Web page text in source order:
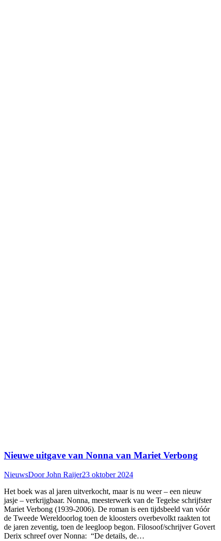
Nieuwe uitgave van Nonna van Mariet Verbong
NieuwsDoorJohn Raijer23 oktober 2024
Het boek was al jaren uitverkocht, maar is nu weer – een nieuw
jasje – verkrijgbaar. Nonna, meesterwerk van de Tegelse schrijfster
Mariet Verbong (1939-2006). De roman is een tijdsbeeld van vóór
de Tweede Wereldoorlog toen de kloosters overbevolkt raakten tot
de jaren zeventig, toen de leegloop begon. Filosoof/schrijver Govert
Derix schreef over Nonna: “De details, de…